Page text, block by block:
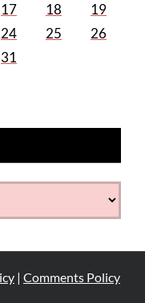
17 18
19
24 25
26
31
| Comments Policy